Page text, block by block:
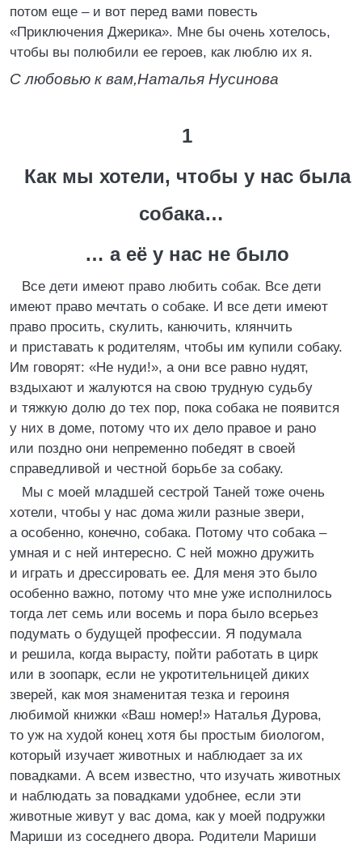
потом еще – и вот перед вами повесть
«Приключения Джерика». Мне бы очень хотелось,
чтобы вы полюбили ее героев, как люблю их я.
С любовью к вам,Наталья Нусинова
1
Как мы хотели, чтобы у нас была
собака…
… а её у нас не было
Все дети имеют право любить собак. Все дети
имеют право мечтать о собаке. И все дети имеют
право просить, скулить, канючить, клянчить
и приставать к родителям, чтобы им купили собаку.
Им говорят: «Не нуди!», а они все равно нудят,
вздыхают и жалуются на свою трудную судьбу
и тяжкую долю до тех пор, пока собака не появится
у них в доме, потому что их дело правое и рано
или поздно они непременно победят в своей
справедливой и честной борьбе за собаку.
Мы с моей младшей сестрой Таней тоже очень
хотели, чтобы у нас дома жили разные звери,
а особенно, конечно, собака. Потому что собака –
умная и с ней интересно. С ней можно дружить
и играть и дрессировать ее. Для меня это было
особенно важно, потому что мне уже исполнилось
тогда лет семь или восемь и пора было всерьез
подумать о будущей профессии. Я подумала
и решила, когда вырасту, пойти работать в цирк
или в зоопарк, если не укротительницей диких
зверей, как моя знаменитая тезка и героиня
любимой книжки «Ваш номер!» Наталья Дурова,
то уж на худой конец хотя бы простым биологом,
который изучает животных и наблюдает за их
повадками. А всем известно, что изучать животных
и наблюдать за повадками удобнее, если эти
животные живут у вас дома, как у моей подружки
Мариши из соседнего двора. Родители Мариши